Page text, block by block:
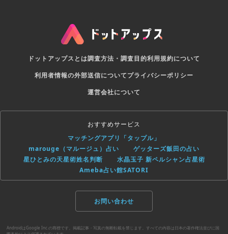
ドットアップスとは調査方法・調査目的利用規約について
利用者情報の外部送信についてプライバシーポリシー
運営会社について
おすすめサービス
マッチングアプリ「タップル」
marouge（マルージュ）占い
ゲッターズ飯田の占い
星ひとみの天星術姓名判断
水晶玉子 新ペルシャン占星術
Ameba占い館SATORI
お問い合わせ
AndroidはGoogle Inc.の商標です。掲載記事・写真の無断転載を禁じます。すべての内容は日本の著作権法並びに国